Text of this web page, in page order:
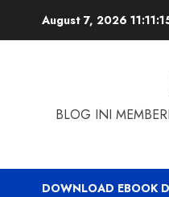
August 7, 2026
BLOG INI
DOWNLOAD EBOOK